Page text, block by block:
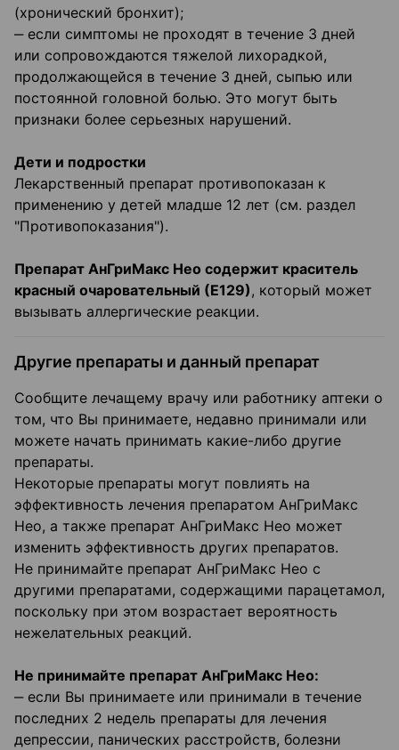
(хронический бронхит);
‒ если симптомы не проходят в течение 3 дней
или сопровождаются тяжелой лихорадкой,
продолжающейся в течение 3 дней, сыпью или
постоянной головной болью. Это могут быть
признаки более серьезных нарушений.
Дети и подростки
Лекарственный препарат противопоказан к
применению у детей младше 12 лет (см. раздел
"Противопоказания").
Препарат АнГриМакс Нео содержит краситель
красный очаровательный (Е129), который может
вызывать аллергические реакции.
Другие препараты и данный препарат
Сообщите лечащему врачу или работнику аптеки о
том, что Вы принимаете, недавно принимали или
можете начать принимать какие-либо другие
препараты.
Некоторые препараты могут повлиять на
эффективность лечения препаратом АнГриМакс
Нео, а также препарат АнГриМакс Нео может
изменить эффективность других препаратов.
Не принимайте препарат АнГриМакс Нео с
другими препаратами, содержащими парацетамол,
поскольку при этом возрастает вероятность
нежелательных реакций.
Не принимайте препарат АнГриМакс Нео:
‒ если Вы принимаете или принимали в течение
последних 2 недель препараты для лечения
депрессии, панических расстройств, болезни